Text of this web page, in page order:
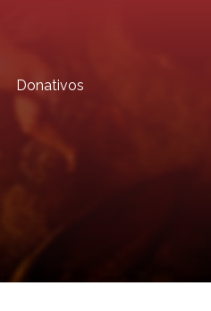
Donativos